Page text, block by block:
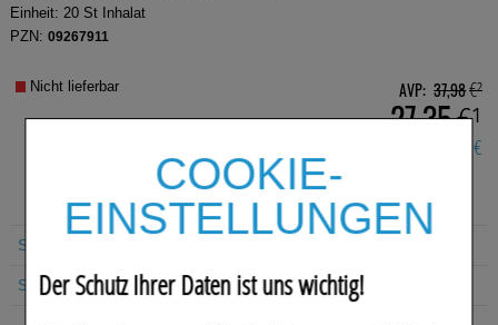
COOKIE-
EINSTELLUNGEN
Der Schutz Ihrer Daten ist uns wichtig!
Für Ihn
Für Sie
Schwangerschaft & Stillzeit
Homöopathie, Schüsslersalze & Bachblüten Original
Raucherentwöhnung
Einheit: 20 StInhalat
PZN: 09267911
AVP: 37,98€²
27,35€¹
10,63 €
Nicht lieferbar
Suche Produkt
Suche Anbieter